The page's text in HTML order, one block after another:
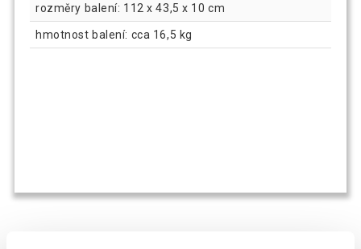
rozměry balení: 112 x 43,5 x 10 cm
hmotnost balení: cca 16,5 kg